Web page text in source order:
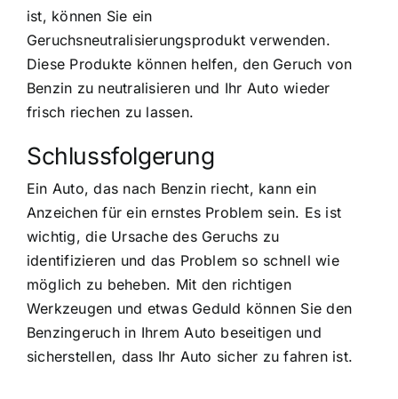
ist, können Sie ein
Geruchsneutralisierungsprodukt verwenden.
Diese Produkte können helfen, den Geruch von
Benzin zu neutralisieren und Ihr Auto wieder
frisch riechen zu lassen.
Schlussfolgerung
Ein Auto, das nach Benzin riecht, kann ein
Anzeichen für ein ernstes Problem sein. Es ist
wichtig, die Ursache des Geruchs zu
identifizieren und das Problem so schnell wie
möglich zu beheben. Mit den richtigen
Werkzeugen und etwas Geduld können Sie den
Benzingeruch in Ihrem Auto beseitigen und
sicherstellen, dass Ihr Auto sicher zu fahren ist.